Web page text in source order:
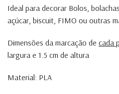
Ideal para decorar Bolos,
açúcar, biscuit, FIMO ou outras
Dimensões da marcação de cada
largura e 1.5 cm de altura
Material: PLA